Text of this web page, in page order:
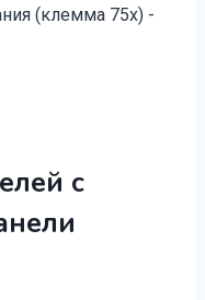
(клемма 75x) -
с